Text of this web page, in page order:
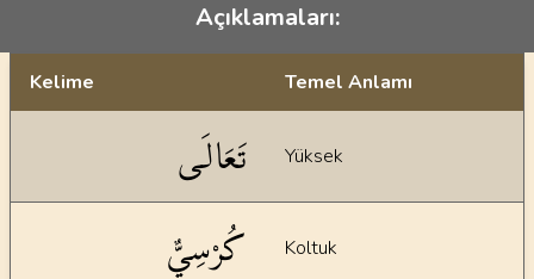
Açıklamaları:
Kelime Temel Anlamı
تَعَالَى Yüksek
كُرْسِيٌّ Koltuk